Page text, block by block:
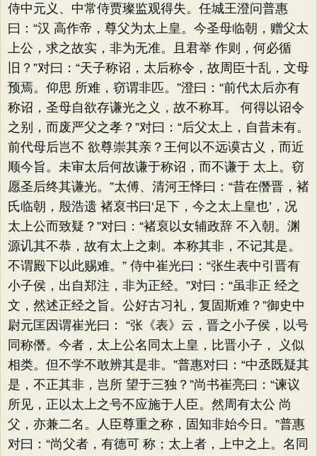
侍中元义、中常侍贾璨监观得失。任城王澄问普惠
曰：“汉 高作帝，尊父为太上皇。今圣母临朝，赠父太
上公，求之故实，非为无准。且君举 作则，何必循
旧？”对曰：“天子称诏，太后称令，故周臣十乱，文母
预焉。仰思 所难，窃谓非匹。”澄曰：“前代太后亦有
称诏，圣母自欲存谦光之义，故不称耳。 何得以诏令
之别，而废严父之孝？”对曰：“后父太上，自昔未有。
前代母后岂不 欲尊崇其亲？王何以不远谟古义，而近
顺今旨。未审太后何故谦于称诏，而不谦于 太上。窃
愿圣后终其谦光。”太傅、清河王怿曰：“昔在僭晋，褚
氏临朝，殷浩遗 褚裒书曰‘足下，今之太上皇也’，况
太上公而致疑？”对曰：“褚裒以女辅政辞 不入朝。渊
源讥其不恭，故有太上之刺。本称其非，不记其是。
不谓殿下以此赐难。” 侍中崔光曰：“张生表中引晋有
小子侯，出自郑注，非为正经。”对曰：“虽非正 经之
文，然述正经之旨。公好古习礼，复固斯难？”御史中
尉元匡因谓崔光曰： “张《表》云，晋之小子侯，以号
同称僭。今者，太上公名同太上皇，比晋小子， 义似
相类。但不学不敢辨其是非。”普惠对曰：“中丞既疑其
是，不正其非，岂所 望于三独？”尚书崔亮曰：“谏议
所见，正以太上之号不应施于人臣。然周有太公 尚
父，亦兼二名。人臣尊重之称，固知非始今日。”普惠
对曰：“尚父者，有德可 称；太上者，上中之上。名同